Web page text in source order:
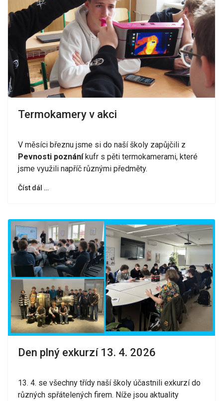
Termokamery v akci
V měsíci březnu jsme si do naší školy zapůjčili z
Pevnosti poznáníkufr s pěti termokamerami, které
jsme využili napříč různými předměty.
Číst dál …
Den plný exkurzí 13. 4. 2026
13. 4. se všechny třídy naší školy účastnili exkurzí do
různých spřátelených firem. Níže jsou aktuality